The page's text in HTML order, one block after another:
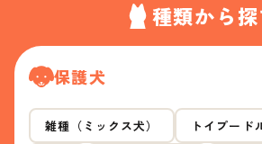
種類から
保護犬
雑種（ミックス犬） トイプード